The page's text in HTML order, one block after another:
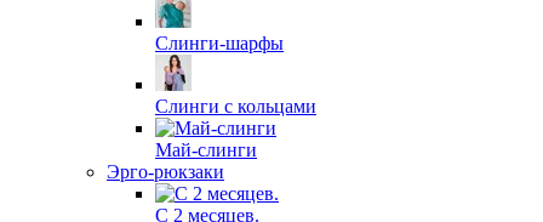
Слинги-шарфы
Слинги с кольцами
Май-слинги
Эрго-рюкзаки
С 2 месяцев.